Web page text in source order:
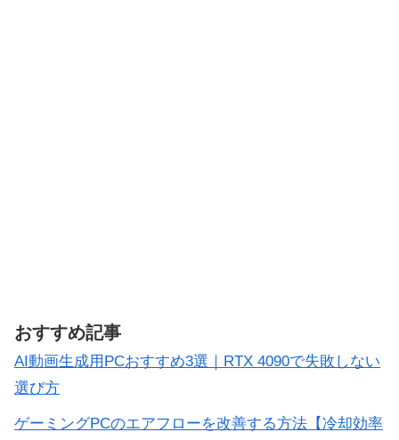
おすすめ記事
AI動画生成用PCおすすめ3選｜RTX 4090で失敗しない
選び方
ゲーミングPCのエアフローを改善する方法【冷却効率